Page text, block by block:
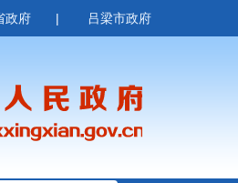
政府 | 吕梁市政府